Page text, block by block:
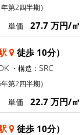
第2四半期）
単価 27.7 万円/㎡
徒歩 10分）
・構造： SRC
第2四半期）
単価 22.7 万円/㎡
徒歩 10分）